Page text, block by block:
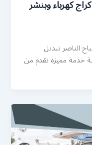
بنشر صباح الناصر 99007355 كراج كهرباء وبنشر
الناصر تبديل
خدمة مميزة تقدم من